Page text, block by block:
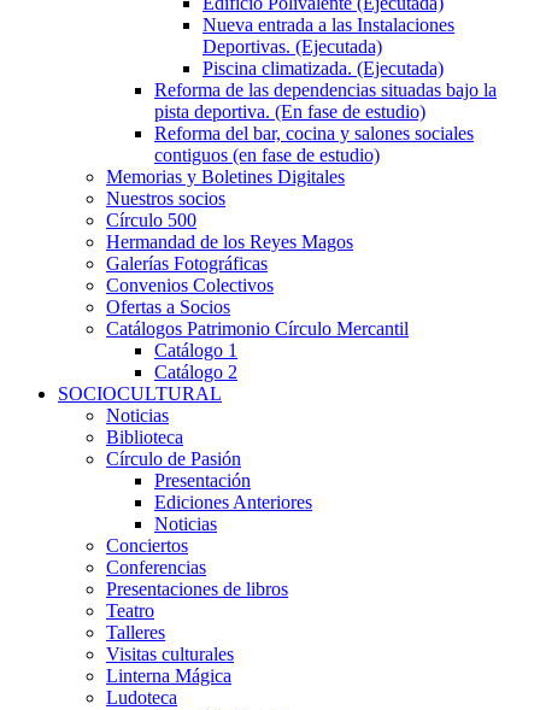
Nueva entrada a las Instalaciones
Deportivas. (Ejecutada)
Piscina climatizada. (Ejecutada)
Reforma de las dependencias situadas bajo la
pista deportiva. (En fase de estudio)
Reforma del bar, cocina y salones sociales
contiguos (en fase de estudio)
Memorias y Boletines Digitales
Nuestros socios
Círculo 500
Hermandad de los Reyes Magos
Galerías Fotográficas
Convenios Colectivos
Ofertas a Socios
Catálogos Patrimonio Círculo Mercantil
Catálogo 1
Catálogo 2
SOCIOCULTURAL
Noticias
Biblioteca
Círculo de Pasión
Presentación
Ediciones Anteriores
Noticias
Conciertos
Conferencias
Presentaciones de libros
Teatro
Talleres
Visitas culturales
Linterna Mágica
Ludoteca